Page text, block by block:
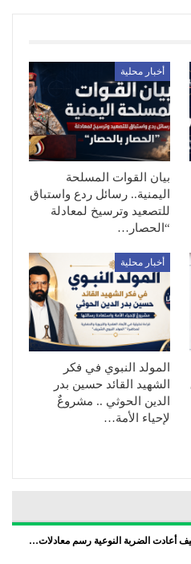
أخبار محلية
بيان القوات المسلحة
اليمنية.. رسائل ردع واستباق
للتصعيد وترسيخ لمعادلة
“الحصار…
أخبار محلية
المولد النبوي في فكر
الشهيد القائد حسين بدر
الدين الحوثي .. مشروعٌ
لإحياء الأمة…
أعادت الضربة النوعية رسم معادلات…